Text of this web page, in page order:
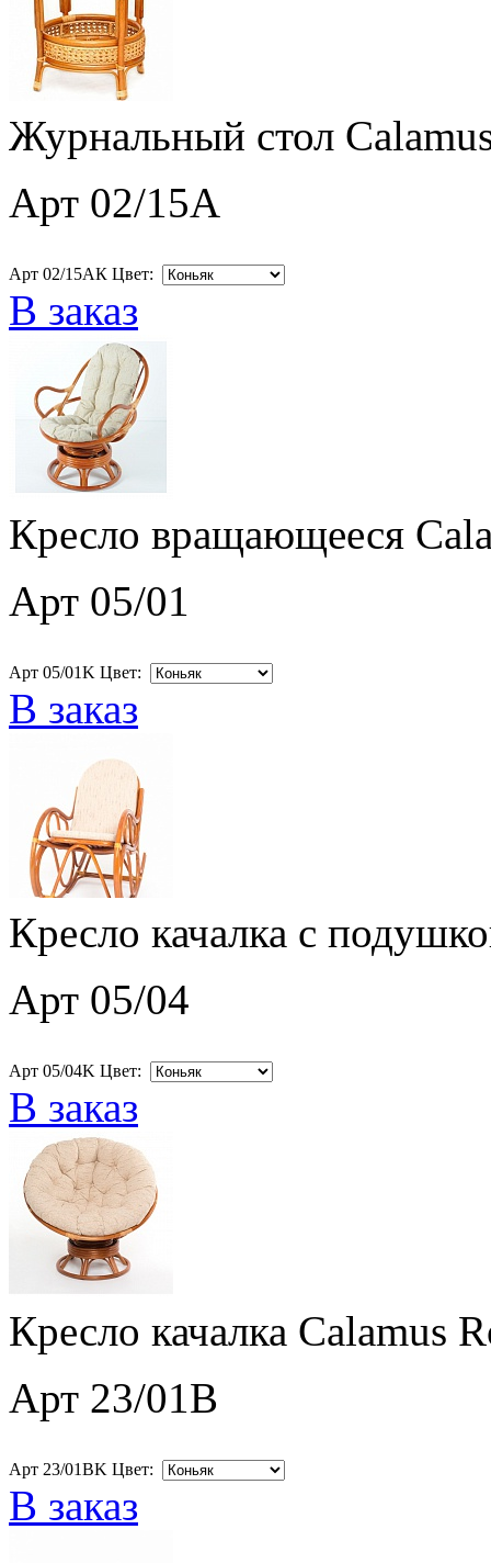
Журнальный стол
Арт 02/15A
Арт 02/15AК Цвет:
В заказ
Кресло вращающееся
Арт 05/01
Арт 05/01K Цвет:
В заказ
Кресло качалка с
Арт 05/04
Арт 05/04K Цвет:
В заказ
Кресло качалка Calamus
Арт 23/01B
Арт 23/01BK Цвет:
В заказ